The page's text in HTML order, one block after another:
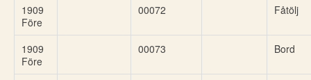
1909
Före
00072 Fåtölj
1909
Före
00073 Bord